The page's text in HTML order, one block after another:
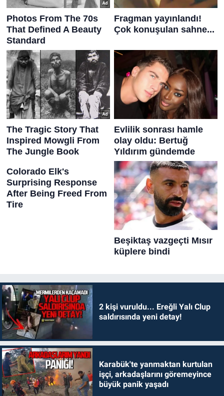
2 kişi vuruldu... Ereğli Yalı Clup
saldırısında yeni detay!
Karabük'te yanmaktan kurtulan
işçi, arkadaşlarını göremeyince
büyük panik yaşadı